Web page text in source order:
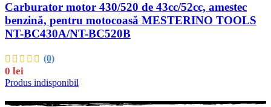
Carburator motor 430/520 de 43cc/52cc, amestec
benzină, pentru motocoasă MESTERINO TOOLS
NT-BC430A/NT-BC520B
(0)
0 lei
Produs indisponibil